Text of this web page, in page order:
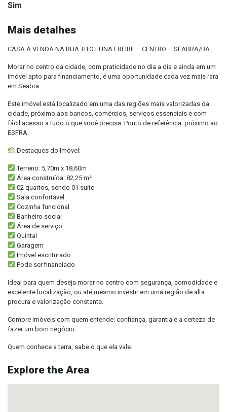
Sim
Mais detalhes
CASA À VENDA NA RUA TITO LUNA FREIRE – CENTRO – SEABRA/BA
Morar no centro da cidade, com praticidade no dia a dia e ainda em um
imóvel apto para financiamento, é uma oportunidade cada vez mais rara
em Seabra.
Este imóvel está localizado em uma das regiões mais valorizadas da
cidade, próximo aos bancos, comércios, serviços essenciais e com
fácil acesso a tudo o que você precisa. Ponto de referência: próximo ao
ESFRA.
Destaques do Imóvel:
Terreno: 5,70m x 18,60m
Área construída: 82,25 m²
02 quartos, sendo 01 suíte
Sala confortável
Cozinha funcional
Banheiro social
Área de serviço
Quintal
Garagem
Imóvel escriturado
Pode ser financiado
Ideal para quem deseja morar no centro com segurança, comodidade e
excelente localização, ou até mesmo investir em uma região de alta
procura e valorização constante.
Compre imóveis com quem entende: confiança, garantia e a certeza de
fazer um bom negócio.
Quem conhece a terra, sabe o que ela vale.
Explore the Area